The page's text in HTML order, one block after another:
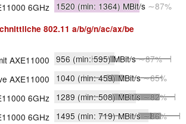
6GHz 1520 (min: 1364) MBit/s ∼87%
802.11 a/​b/​g/​n/​ac/​ax/​be
AXE11000 956 (min: 595)MBit/s∼87%
AXE11000
1040 (min: 459)MBit/s∼65%
6GHz 1289 (min: 508)MBit/s∼82%
6GHz 1495 (min: 719)MBit/s∼86%